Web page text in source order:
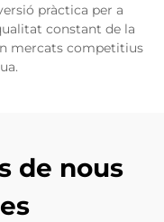
pràctica per a
constant de la
mercats competitius
de nous